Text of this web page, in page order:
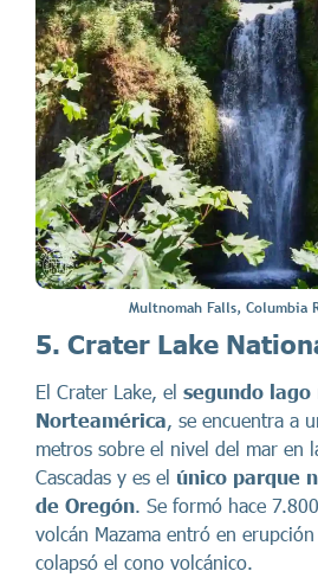
Multnomah Falls, Columbia
5. Crater Lake
El Crater Lake, el segundo lago
Norteamérica, se encuentra a
metros sobre el nivel del mar en
Cascadas y es el único parque
de Oregón. Se formó hace
volcán Mazama entró en
colapsó el cono volcánico.